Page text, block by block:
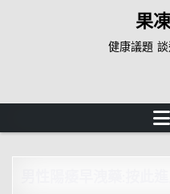
果
健康議題